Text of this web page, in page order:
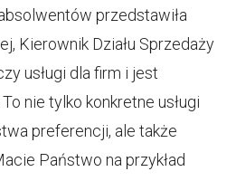
przedstawiła
Kierownik Działu Sprzedaży
usługi dla firm i jest
nie tylko konkretne usługi
preferencji, ale także
Państwo na przykład